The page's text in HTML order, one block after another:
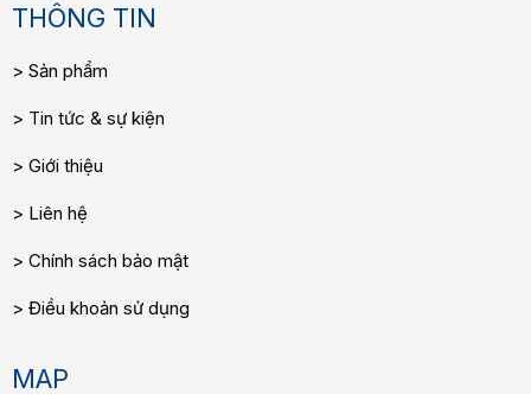
THÔNG TIN
Sản phẩm
Tin tức & sự kiện
Giới thiệu
Liên hệ
Chính sách bảo mật
Điều khoản sử dụng
MAP